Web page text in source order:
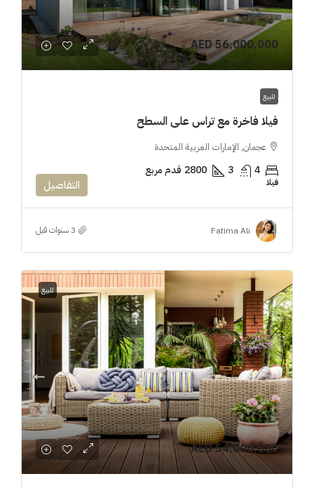
AED 56,000,000
للبيع
فيلا فاخرة مع تراس على السطح
عجمان, الإمارات العربية المتحدة
4
3
2800 قدم مربع
فيلا التفاصيل
Fatima Ali
للبيع
AED 54,000,000